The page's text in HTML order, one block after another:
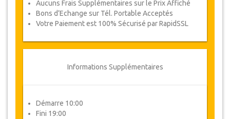
Suivez JazicoWorld? .. Passez
le mot!
Aucuns Frais Supplémentaires sur le Prix Affiché
Bons d’Echange sur Tél. Portable Acceptés
Votre Paiement est 100% Sécurisé par RapidSSL
Informations Supplémentaires
Démarre 10:00
Fini 19:00